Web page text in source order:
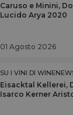
Caruso e Minini,
Lucido Arya 2020
01 Agosto 2026
SU I VINI DI
Eisacktal Kellerei,
Isarco Kerner